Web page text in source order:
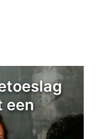
een